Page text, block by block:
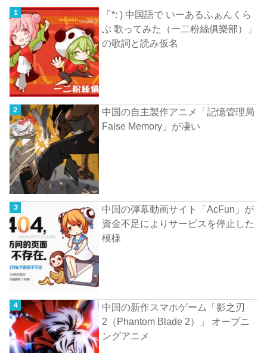
「*: ) 中国語で いーあるふぁんくら
ぶ 歌ってみた（一二粉絲俱樂部）」
の歌詞と読み仮名
中国の自主製作アニメ「記憶管理局
False Memory」が凄い
中国の弾幕動画サイト「AcFun」が
資金不足によりサービスを停止した
模様
中国の新作スマホゲーム「影之刃
2（Phantom Blade 2）」 オープニ
ングアニメ